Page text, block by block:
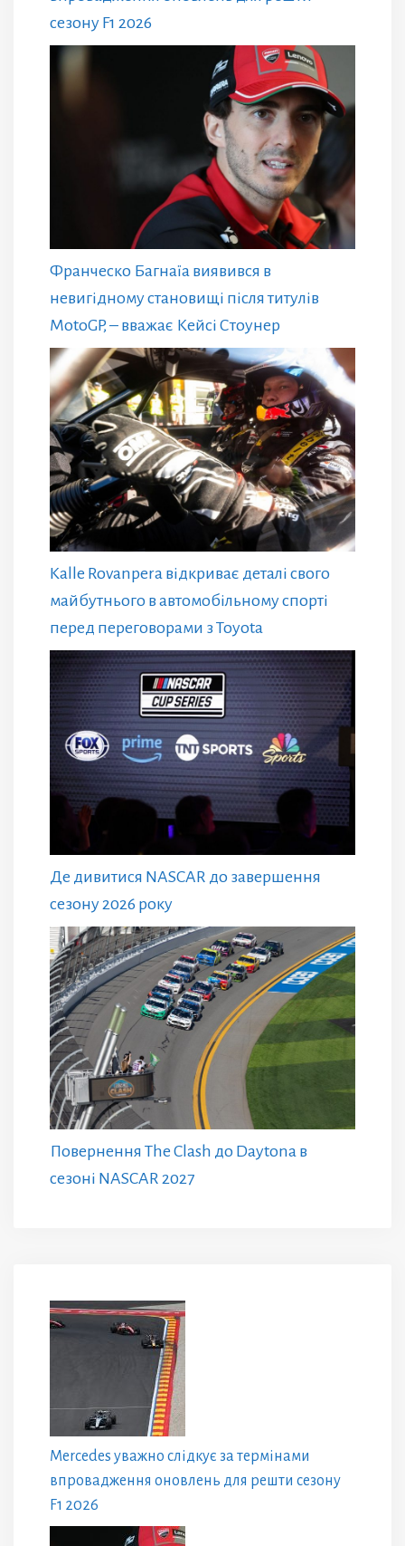
сезону F1 2026
Франческо Багнаїа виявився в
невигідному становищі після титулів
MotoGP, – вважає Кейсі Стоунер
Kalle Rovanpera відкриває деталі свого
майбутнього в автомобільному спорті
перед переговорами з Toyota
Де дивитися NASCAR до завершення
сезону 2026 року
Повернення The Clash до Daytona в
сезоні NASCAR 2027
Mercedes уважно слідкує за термінами
впровадження оновлень для решти сезону
F1 2026